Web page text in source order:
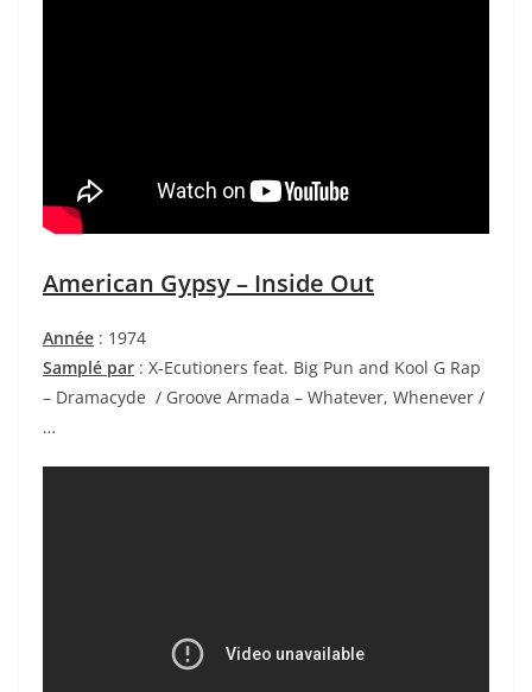
American Gypsy – Inside Out
Année : 1974
Samplé par : X-Ecutioners feat. Big Pun and Kool G Rap
– Dramacyde / Groove Armada – Whatever, Whenever /
…